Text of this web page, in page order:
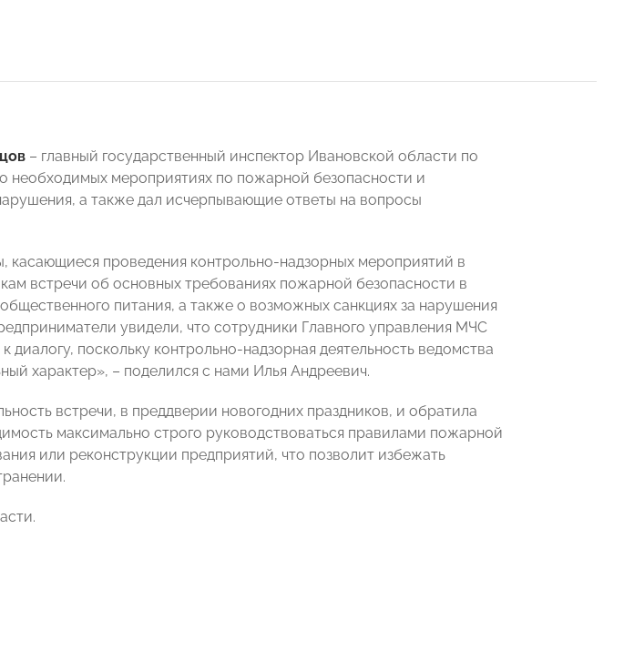
– главный государственный инспектор Ивановской области по
необходимых мероприятиях по пожарной безопасности и
а также дал исчерпывающие ответы на вопросы
касающиеся проведения контрольно-надзорных мероприятий в
встречи об основных требованиях пожарной безопасности в
питания, а также о возможных санкциях за нарушения
увидели, что сотрудники Главного управления МЧС
поскольку контрольно-надзорная деятельность ведомства
характер», – поделился с нами Илья Андреевич.
встречи, в преддверии новогодних праздников, и обратила
максимально строго руководствоваться правилами пожарной
или реконструкции предприятий, что позволит избежать